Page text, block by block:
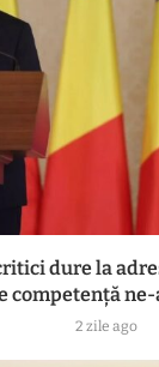
dure la
competență ne-
2 zile ago